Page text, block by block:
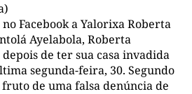
Facebook a Yalorixa Roberta
Ayelabola, Roberta
de ter sua casa invadida
segunda-feira, 30. Segundo
de uma falsa denúncia de